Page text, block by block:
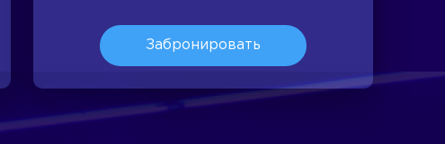
Забронировать